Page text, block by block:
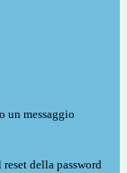
un messaggio
della password